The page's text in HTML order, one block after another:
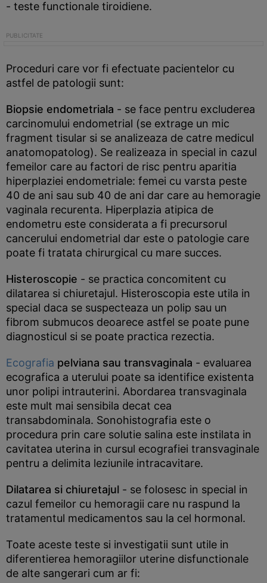
- teste functionale tiroidiene.
Proceduri care vor fi efectuate pacientelor cu
astfel de patologii sunt:
Biopsie endometriala - se face pentru excluderea
carcinomului endometrial (se extrage un mic
fragment tisular si se analizeaza de catre medicul
anatomopatolog). Se realizeaza in special in cazul
femeilor care au factori de risc pentru aparitia
hiperplaziei endometriale: femei cu varsta peste
40 de ani sau sub 40 de ani dar care au hemoragie
vaginala recurenta. Hiperplazia atipica de
endometru este considerata a fi precursorul
cancerului endometrial dar este o patologie care
poate fi tratata chirurgical cu mare succes.
Histeroscopie - se practica concomitent cu
dilatarea si chiuretajul. Histeroscopia este utila in
special daca se suspecteaza un polip sau un
fibrom submucos deoarece astfel se poate pune
diagnosticul si se poate practica rezectia.
Ecografia pelviana sau transvaginala - evaluarea
ecografica a uterului poate sa identifice existenta
unor polipi intrauterini. Abordarea transvaginala
este mult mai sensibila decat cea
transabdominala. Sonohistografia este o
procedura prin care solutie salina este instilata in
cavitatea uterina in cursul ecografiei transvaginale
pentru a delimita leziunile intracavitare.
Dilatarea si chiuretajul - se folosesc in special in
cazul femeilor cu hemoragii care nu raspund la
tratamentul medicamentos sau la cel hormonal.
Toate aceste teste si investigatii sunt utile in
diferentierea hemoragiilor uterine disfunctionale
de alte sangerari cum ar fi: